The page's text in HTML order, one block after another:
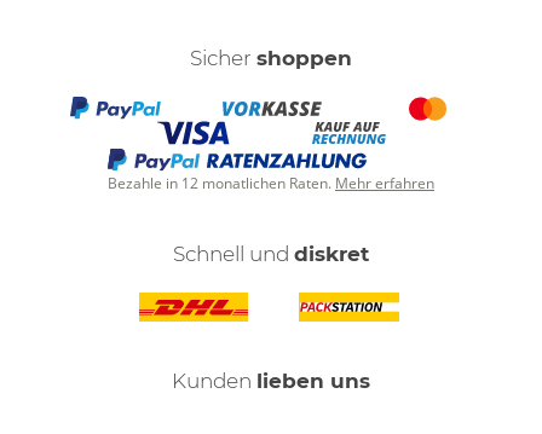
Sicher shoppen
Bezahle in 12 monatlichen Raten. Mehr erfahren
Schnell und diskret
Kunden lieben uns